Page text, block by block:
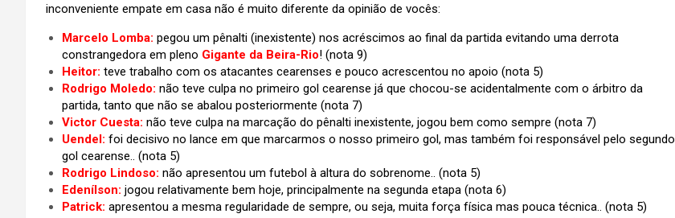
inconveniente empate em casa não é muito diferente da opinião de vocês:
Marcelo Lomba: pegou um pênalti (inexistente) nos acréscimos ao final da partida evitando uma derrota
constrangedora em pleno Gigante da Beira-Rio! (nota 9)
Heitor: teve trabalho com os atacantes cearenses e pouco acrescentou no apoio (nota 5)
Rodrigo Moledo: não teve culpa no primeiro gol cearense já que chocou-se acidentalmente com o árbitro da
partida, tanto que não se abalou posteriormente (nota 7)
Victor Cuesta: não teve culpa na marcação do pênalti inexistente, jogou bem como sempre (nota 7)
Uendel: foi decisivo no lance em que marcarmos o nosso primeiro gol, mas também foi responsável pelo segundo
gol cearense.. (nota 5)
Rodrigo Lindoso: não apresentou um futebol à altura do sobrenome.. (nota 5)
Edenílson: jogou relativamente bem hoje, principalmente na segunda etapa (nota 6)
Patrick: apresentou a mesma regularidade de sempre, ou seja, muita força física mas pouca técnica.. (nota 5)